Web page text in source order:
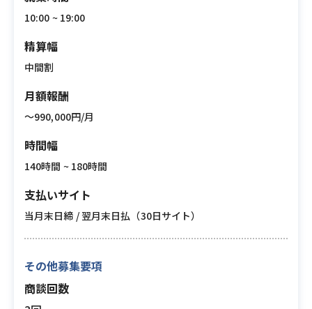
10:00 ~ 19:00
精算幅
中間割
月額報酬
〜990,000円/月
時間幅
140時間 ~ 180時間
支払いサイト
当月末日締 / 翌月末日払（30日サイト）
その他募集要項
商談回数